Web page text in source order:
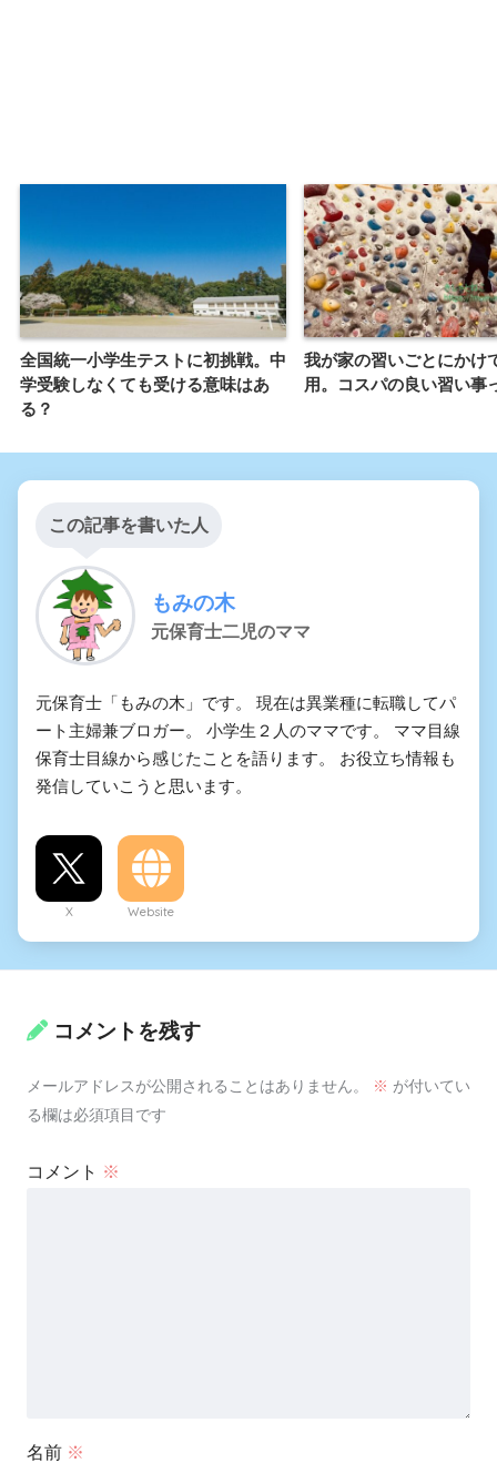
全国統一小学生テストに初挑戦。中
学受験しなくても受ける意味はあ
る？
我が家の習いごとにかけ
用。コスパの良い習い事
この記事を書いた人
もみの木
元保育士二児のママ
元保育士「もみの木」です。 現在は異業種に転職してパ
ート主婦兼ブロガー。 小学生２人のママです。 ママ目線
保育士目線から感じたことを語ります。 お役立ち情報も
発信していこうと思います。
X Website
コメントを残す
メールアドレスが公開されることはありません。 ※ が付いてい
る欄は必須項目です
コメント ※
名前 ※